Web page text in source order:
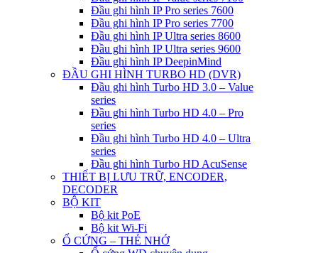
Đầu ghi hình IP Pro series 7600
Đầu ghi hình IP Pro series 7700
Đầu ghi hình IP Ultra series 8600
Đầu ghi hình IP Ultra series 9600
Đầu ghi hình IP DeepinMind
ĐẦU GHI HÌNH TURBO HD (DVR)
Đầu ghi hình Turbo HD 3.0 – Value
series
Đầu ghi hình Turbo HD 4.0 – Pro
series
Đầu ghi hình Turbo HD 4.0 – Ultra
series
Đầu ghi hình Turbo HD AcuSense
THIẾT BỊ LƯU TRỮ, ENCODER,
DECODER
BỘ KIT
Bộ kit PoE
Bộ kit Wi-Fi
Ổ CỨNG – THẺ NHỚ